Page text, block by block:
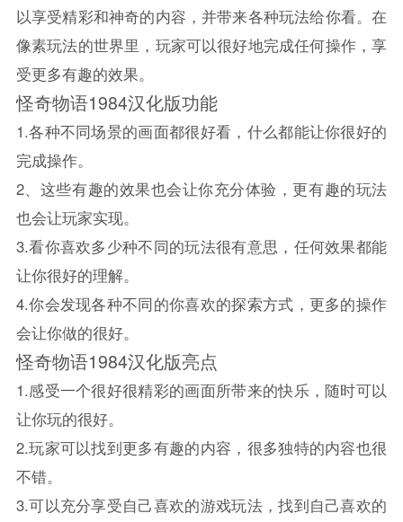
以享受精彩和神奇的内容，并带来各种玩法给你看。在
像素玩法的世界里，玩家可以很好地完成任何操作，享
受更多有趣的效果。
怪奇物语1984汉化版功能
1.各种不同场景的画面都很好看，什么都能让你很好的
完成操作。
2、这些有趣的效果也会让你充分体验，更有趣的玩法
也会让玩家实现。
3.看你喜欢多少种不同的玩法很有意思，任何效果都能
让你很好的理解。
4.你会发现各种不同的你喜欢的探索方式，更多的操作
会让你做的很好。
怪奇物语1984汉化版亮点
1.感受一个很好很精彩的画面所带来的快乐，随时可以
让你玩的很好。
2.玩家可以找到更多有趣的内容，很多独特的内容也很
不错。
3.可以充分享受自己喜欢的游戏玩法，找到自己喜欢的